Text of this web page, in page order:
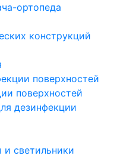
ортопеда
конструкций
поверхностей
поверхностей
дезинфекции
светильники